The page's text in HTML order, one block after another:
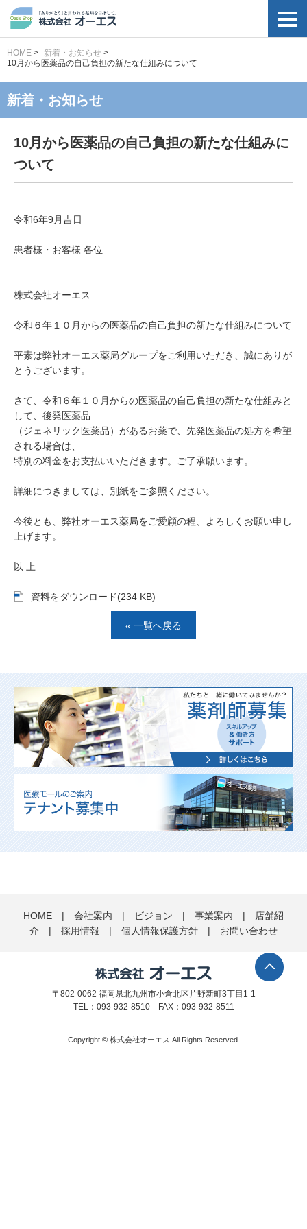
HOME > 新着・お知らせ >
10月から医薬品の自己負担の新たな仕組みについて
新着・お知らせ
10月から医薬品の自己負担の新たな仕組みに
ついて
令和6年9月吉日
患者様・お客様 各位
株式会社オーエス
令和６年１０月からの医薬品の自己負担の新たな仕組みについて
平素は弊社オーエス薬局グループをご利用いただき、誠にありが
とうございます。
さて、令和６年１０月からの医薬品の自己負担の新たな仕組みと
して、後発医薬品
（ジェネリック医薬品）があるお薬で、先発医薬品の処方を希望
される場合は、
特別の料金をお支払いいただきます。ご了承願います。
詳細につきましては、別紙をご参照ください。
今後とも、弊社オーエス薬局をご愛顧の程、よろしくお願い申し
上げます。
以 上
資料をダウンロード(234 KB)
« 一覧へ戻る
HOME | 会社案内 | ビジョン | 事業案内 | 店舗紹
介 | 採用情報 | 個人情報保護方針 | お問い合わせ
〒802-0062 福岡県北九州市小倉北区片野新町3丁目1-1
TEL：093-932-8510 FAX：093-932-8511
Copyright © 株式会社オーエス All Rights Reserved.